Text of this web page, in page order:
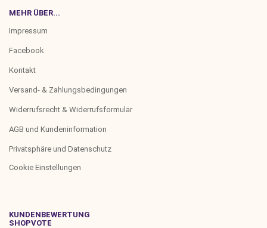
MEHR ÜBER...
Impressum
Facebook
Kontakt
Versand- & Zahlungsbedingungen
Widerrufsrecht & Widerrufsformular
AGB und Kundeninformation
Privatsphäre und Datenschutz
Cookie Einstellungen
KUNDENBEWERTUNG
SHOPVOTE